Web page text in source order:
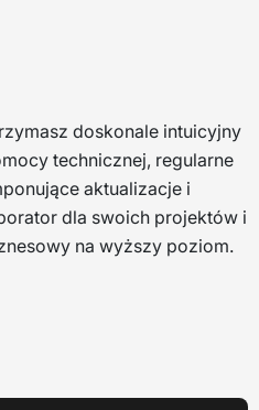
doskonale intuicyjny
technicznej, regularne
aktualizacje i
dla swoich projektów i
na wyższy poziom.